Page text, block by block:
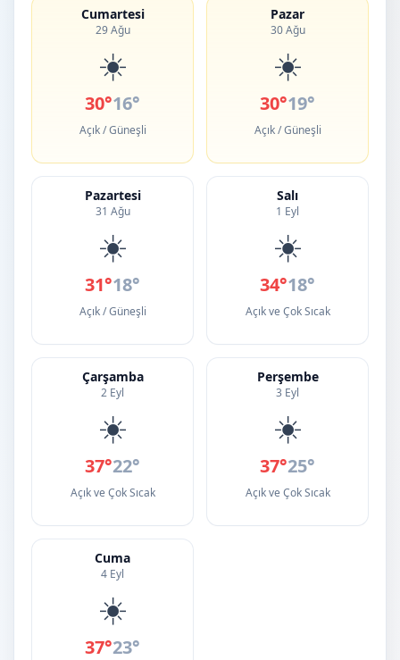
Cumartesi
29 Ağu
☀️
30°16°
Açık / Güneşli
Pazar
30 Ağu
☀️
30°19°
Açık / Güneşli
Pazartesi
31 Ağu
☀️
31°18°
Açık / Güneşli
Salı
1 Eyl
☀️
34°18°
Açık ve Çok Sıcak
Çarşamba
2 Eyl
☀️
37°22°
Açık ve Çok Sıcak
Perşembe
3 Eyl
☀️
37°25°
Açık ve Çok Sıcak
Cuma
4 Eyl
☀️
37°23°